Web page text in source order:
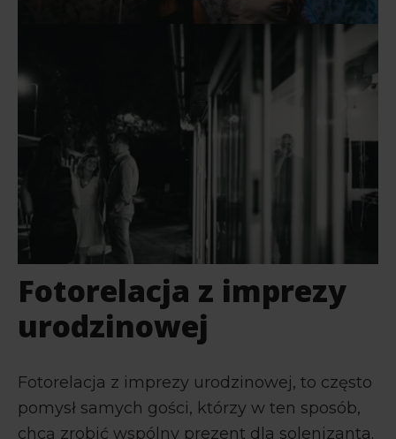
Fotorelacja z imprezy
urodzinowej
Fotorelacja z imprezy urodzinowej, to często
pomysł samych gości, którzy w ten sposób,
chcą zrobić wspólny prezent dla solenizanta.